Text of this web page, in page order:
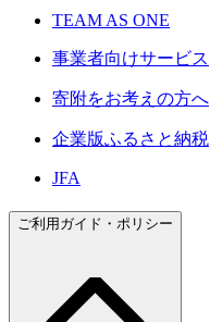
TEAM AS ONE
事業者向けサービス
寄附をお考えの方へ
企業版ふるさと納税
JFA
ご利用ガイド・ポリシー